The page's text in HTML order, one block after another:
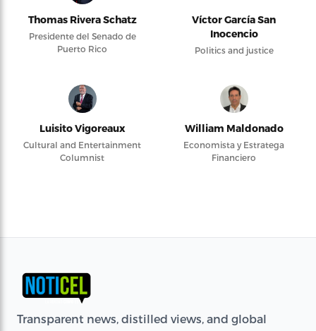
Thomas Rivera Schatz
Presidente del Senado de
Puerto Rico
Víctor García San
Inocencio
Politics and justice
Luisito Vigoreaux
Cultural and Entertainment
Columnist
William Maldonado
Economista y Estratega
Financiero
Transparent news, distilled views, and global